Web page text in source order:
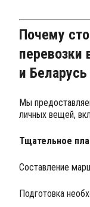
Почему
и Беларусь
Мы
личных вещей,
Тщательное
Составление
Подготовка